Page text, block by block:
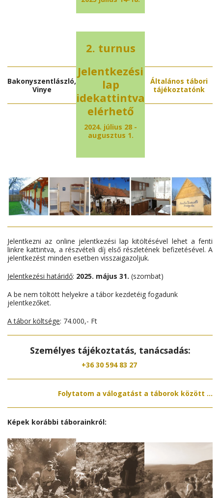
Bakonyszentlászló,
Vinye
2. turnus
Jelentkezési
lap
idekattintva
elérhető
2024. július 28 -
augusztus 1.
Általános tábori
tájékoztatónk
Jelentkezni az online jelentkezési lap kitöltésével lehet a fenti
linkre kattintva, a részvételi díj első részletének befizetésével. A
jelentkezést minden esetben visszaigazoljuk.
Jelentkezési határidő: 2025. május 31. (szombat)
A be nem töltött helyekre a tábor kezdetéig fogadunk
jelentkezőket.
A tábor költsége: 74.000,- Ft
Személyes tájékoztatás, tanácsadás:
+36 30 594 83 27
Folytatom a válogatást a táborok között ...
Képek korábbi táborainkról: